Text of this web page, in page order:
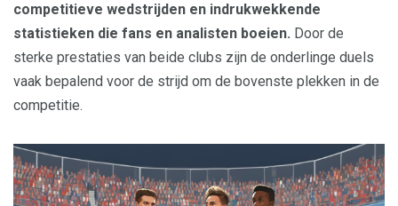
competitieve wedstrijden en indrukwekkende
statistieken die fans en analisten boeien. Door de
sterke prestaties van beide clubs zijn de onderlinge duels
vaak bepalend voor de strijd om de bovenste plekken in de
competitie.